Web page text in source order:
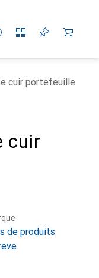
cuir portefeuille
cuir
de produits